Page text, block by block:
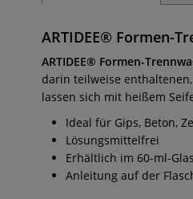
ARTIDEE® Formen-
ARTIDEE® Formen-
darin teilweise
lassen sich mit heißem
Ideal für Gips, Beton,
Lösungsmittelfrei
Erhältlich im 60-ml-Glas
Anleitung auf der